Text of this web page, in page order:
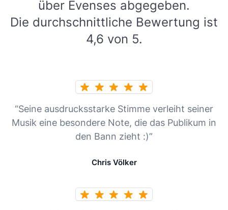
über Evenses abgegeben.
Die durchschnittliche Bewertung ist
4,6 von 5.
“Seine ausdrucksstarke Stimme verleiht seiner
Musik eine besondere Note, die das Publikum in
den Bann zieht :)”
Chris Völker